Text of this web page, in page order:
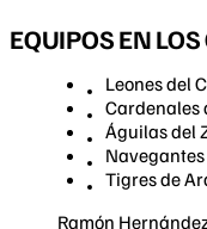
EQUIPOS EN LOS
Leones del
Cardenales
Águilas del
Tigres de
Ramón